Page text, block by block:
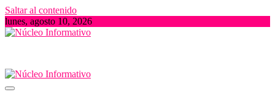
Saltar al contenido
lunes, agosto 10, 2026